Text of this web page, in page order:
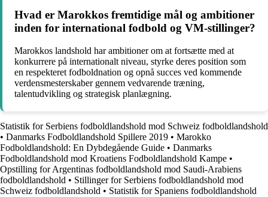
Hvad er Marokkos fremtidige mål og ambitioner
inden for international fodbold og VM-stillinger?
Marokkos landshold har ambitioner om at fortsætte med at
konkurrere på internationalt niveau, styrke deres position som
en respekteret fodboldnation og opnå succes ved kommende
verdensmesterskaber gennem vedvarende træning,
talentudvikling og strategisk planlægning.
Statistik for Serbiens fodboldlandshold mod Schweiz fodboldlandshold
• Danmarks Fodboldlandshold Spillere 2019 • Marokko
Fodboldlandshold: En Dybdegående Guide • Danmarks
Fodboldlandshold mod Kroatiens Fodboldlandshold Kampe •
Opstilling for Argentinas fodboldlandshold mod Saudi-Arabiens
fodboldlandshold • Stillinger for Serbiens fodboldlandshold mod
Schweiz fodboldlandshold • Statistik for Spaniens fodboldlandshold